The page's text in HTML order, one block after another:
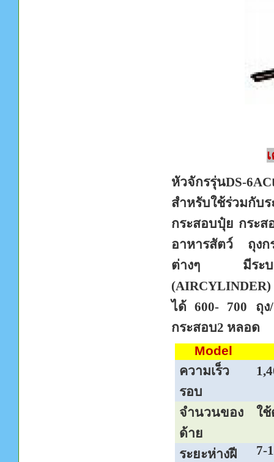
หัวจักรรุ่นDS-6AC
สำหรับใช้ร่วมกับ
กระสอบปุ๋ย กระส
อาหารสัตว์ ถุงก
ต่างๆ มีระบบตั
(
ได้600- 700 ถุ
กระสอบ2 หลอด
Model
ความเร็ว
รอบ
1,
จำนวนของ
ด้าย
ใช้
ระยะห่างฝี
7-